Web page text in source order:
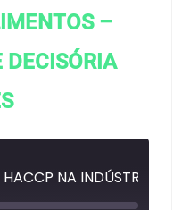
–
DECISÓRIA